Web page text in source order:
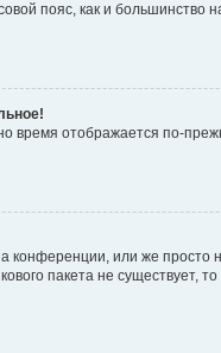
пояс, как и
время отображается по-
конференции, или же
пакета не